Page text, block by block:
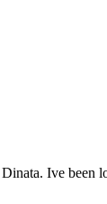
Ive been